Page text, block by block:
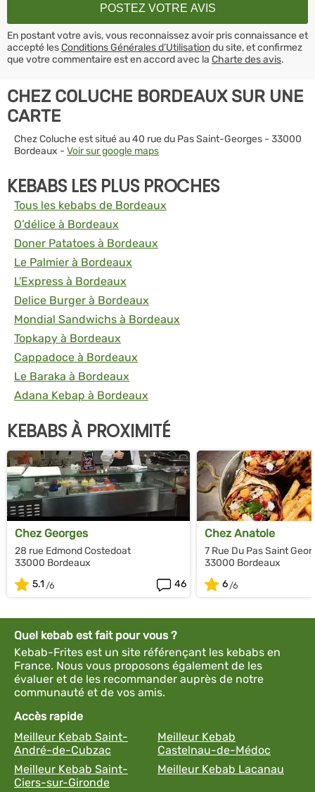
En postant votre avis, vous reconnaissez avoir pris connaissance et
accepté lesConditions Générales d’Utilisationdu site, et confirmez
que votre commentaire est en accord avec la Charte des avis.
CHEZ COLUCHE BORDEAUX SUR UNE
CARTE
Chez Coluche est situé au 40 rue du Pas Saint-Georges - 33000
Bordeaux - Voir sur google maps
KEBABS LES PLUS PROCHES
Tous les kebabs de Bordeaux
O’délice à Bordeaux
Doner Patatoes à Bordeaux
Le Palmier à Bordeaux
L'Express à Bordeaux
Delice Burger à Bordeaux
Mondial Sandwichs à Bordeaux
Topkapy à Bordeaux
Cappadoce à Bordeaux
Le Baraka à Bordeaux
Adana Kebap à Bordeaux
KEBABS À PROXIMITÉ
Chez Georges
28 rue Edmond Costedoat
33000 Bordeaux
5.1
46
Chez Anatole
7 Rue Du Pas Saint
33000 Bordeaux
6
Quel kebab est fait pour vous ?
Kebab-Frites est un site référençant les kebabs en
France. Nous vous proposons également de les
évaluer et de les recommander auprès de notre
communauté et de vos amis.
Accès rapide
Meilleur Kebab Saint-
André-de-Cubzac
Meilleur Kebab
Castelnau-de-Médoc
Meilleur Kebab Saint-
Ciers-sur-Gironde
Meilleur Kebab Lacanau